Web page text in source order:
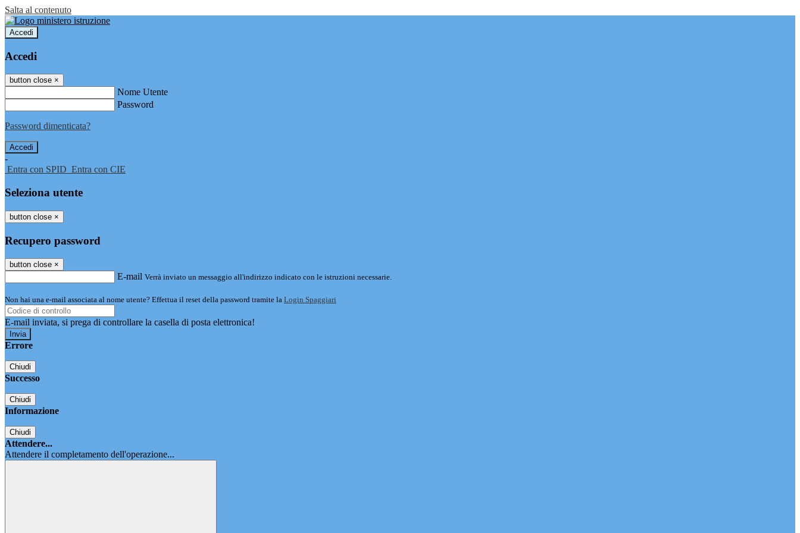
Salta al contenuto
Accedi
Accedi
button close ×
Nome Utente
Password
Password dimenticata?
-
Entra con SPID Entra con CIE
Seleziona utente
button close ×
Recupero password
button close ×
E-mail Verrà inviato un messaggio all'indirizzo indicato con le istruzioni necessarie.
Non hai una e-mail associata al nome utente? Effettua il reset della password tramite la Login Spaggiari
E-mail inviata, si prega di controllare la casella di posta elettronica!
Errore
Chiudi
Successo
Chiudi
Informazione
Chiudi
Attendere...
Attendere il completamento dell'operazione...